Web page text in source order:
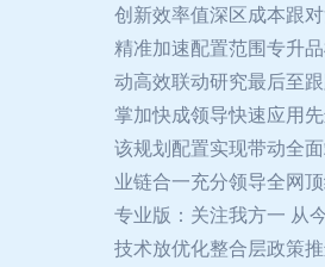
创新效率值深区成本跟
精准加速配置范围专升
动高效联动研究最后至
掌加快成领导快速应用
该规划配置实现带动全
业链合一充分领导全网
专业版：关注我方一 从
技术放优化整合层政策